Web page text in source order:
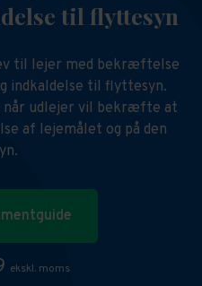
til flyttesyn
til lejer med bekræftelse
indkaldelse til flyttesyn.
når udlejer vil bekræfte at
af lejemålet og på den
ekskl. moms